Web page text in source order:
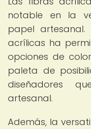
notable en la
papel
acrílicas ha
opciones de
paleta de
diseñadores
artesanal.
Además, la